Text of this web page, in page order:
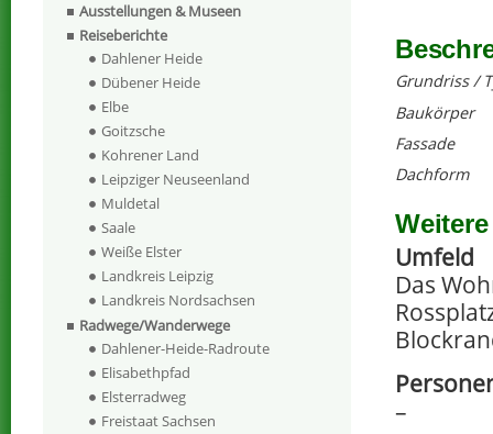
Grundriss /
Baukörper
Fassade
Dachform
Umfeld
Das
–
Ausstellungen & Museen
Reiseberichte
Dahlener Heide
Dübener Heide
Elbe
Goitzsche
Kohrener Land
Leipziger Neuseenland
Muldetal
Saale
Weiße Elster
Landkreis Leipzig
Landkreis Nordsachsen
Radwege/Wanderwege
Dahlener-Heide-Radroute
Elisabethpfad
Elsterradweg
Freistaat Sachsen